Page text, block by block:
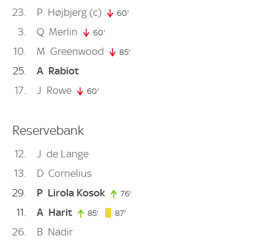
23
P Højbjerg (c) 60'
3 Q Merlin 60'
10 M Greenwood 85'
25 A Rabiot
17
J Rowe 60'
Reservebank
12 J de Lange
13
D Cornelius
29
P Lirola Kosok 76'
11 A Harit 85' 85. minute
87'
26 B Nadir